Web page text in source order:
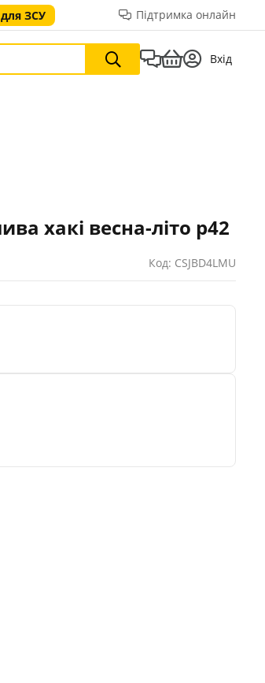
ЗСУ Підтримка онлайн
Вхід
хакі весна-літо р42
Код: CSJBD4LMU